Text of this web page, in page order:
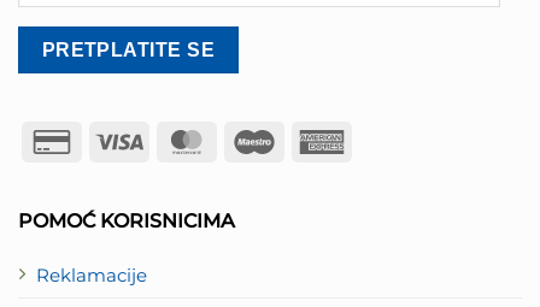
POMOĆ KORISNICIMA
Reklamacije
Credit
Visa MasterCard
Maestro